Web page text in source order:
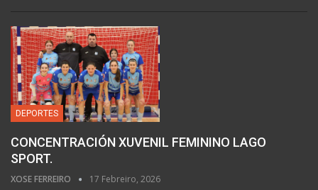
DEPORTES
CONCENTRACIÓN XUVENIL FEMININO LAGO
SPORT.
XOSE FERREIRO 17 Febreiro, 2026